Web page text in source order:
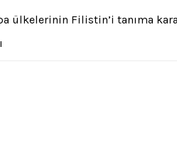
ülkelerinin Filistin’i tanıma